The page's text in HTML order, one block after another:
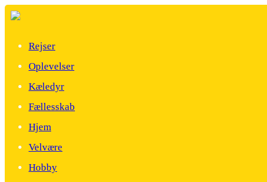
Rejser
Oplevelser
Kæledyr
Fællesskab
Hjem
Velvære
Hobby